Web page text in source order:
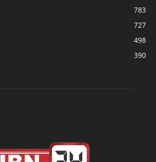
783
727
498
390